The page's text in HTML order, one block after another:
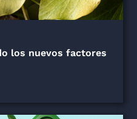
los nuevos factores